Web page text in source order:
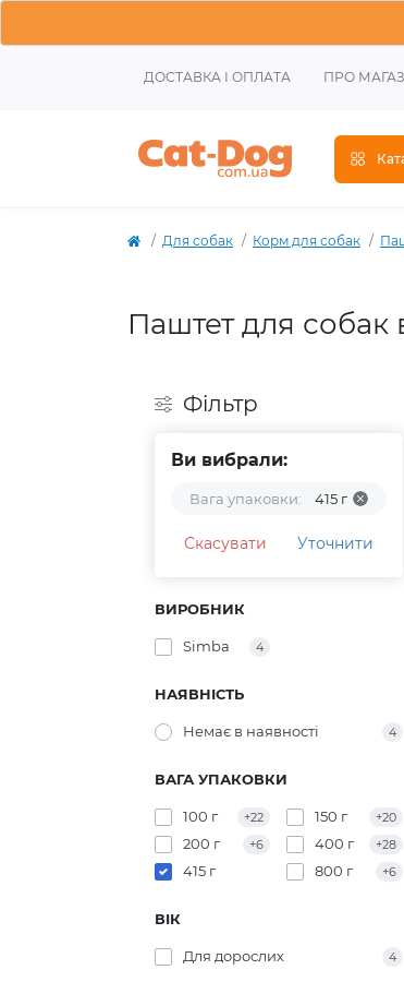
ДОСТАВКА І ОПЛАТА ПРО
Для собак Корм для собак
Паштет для собак
Фiльтр
Ви вибрали:
Вага упаковки: 415 г
Скасувати Уточнити
ВИРОБНИК
Simba 4
НАЯВНІСТЬ
Немає в наявності 4
ВАГА УПАКОВКИ
100 г +22 150 г +20
200 г +6 400 г +28
415 г 800 г +6
ВІК
Для дорослих 4